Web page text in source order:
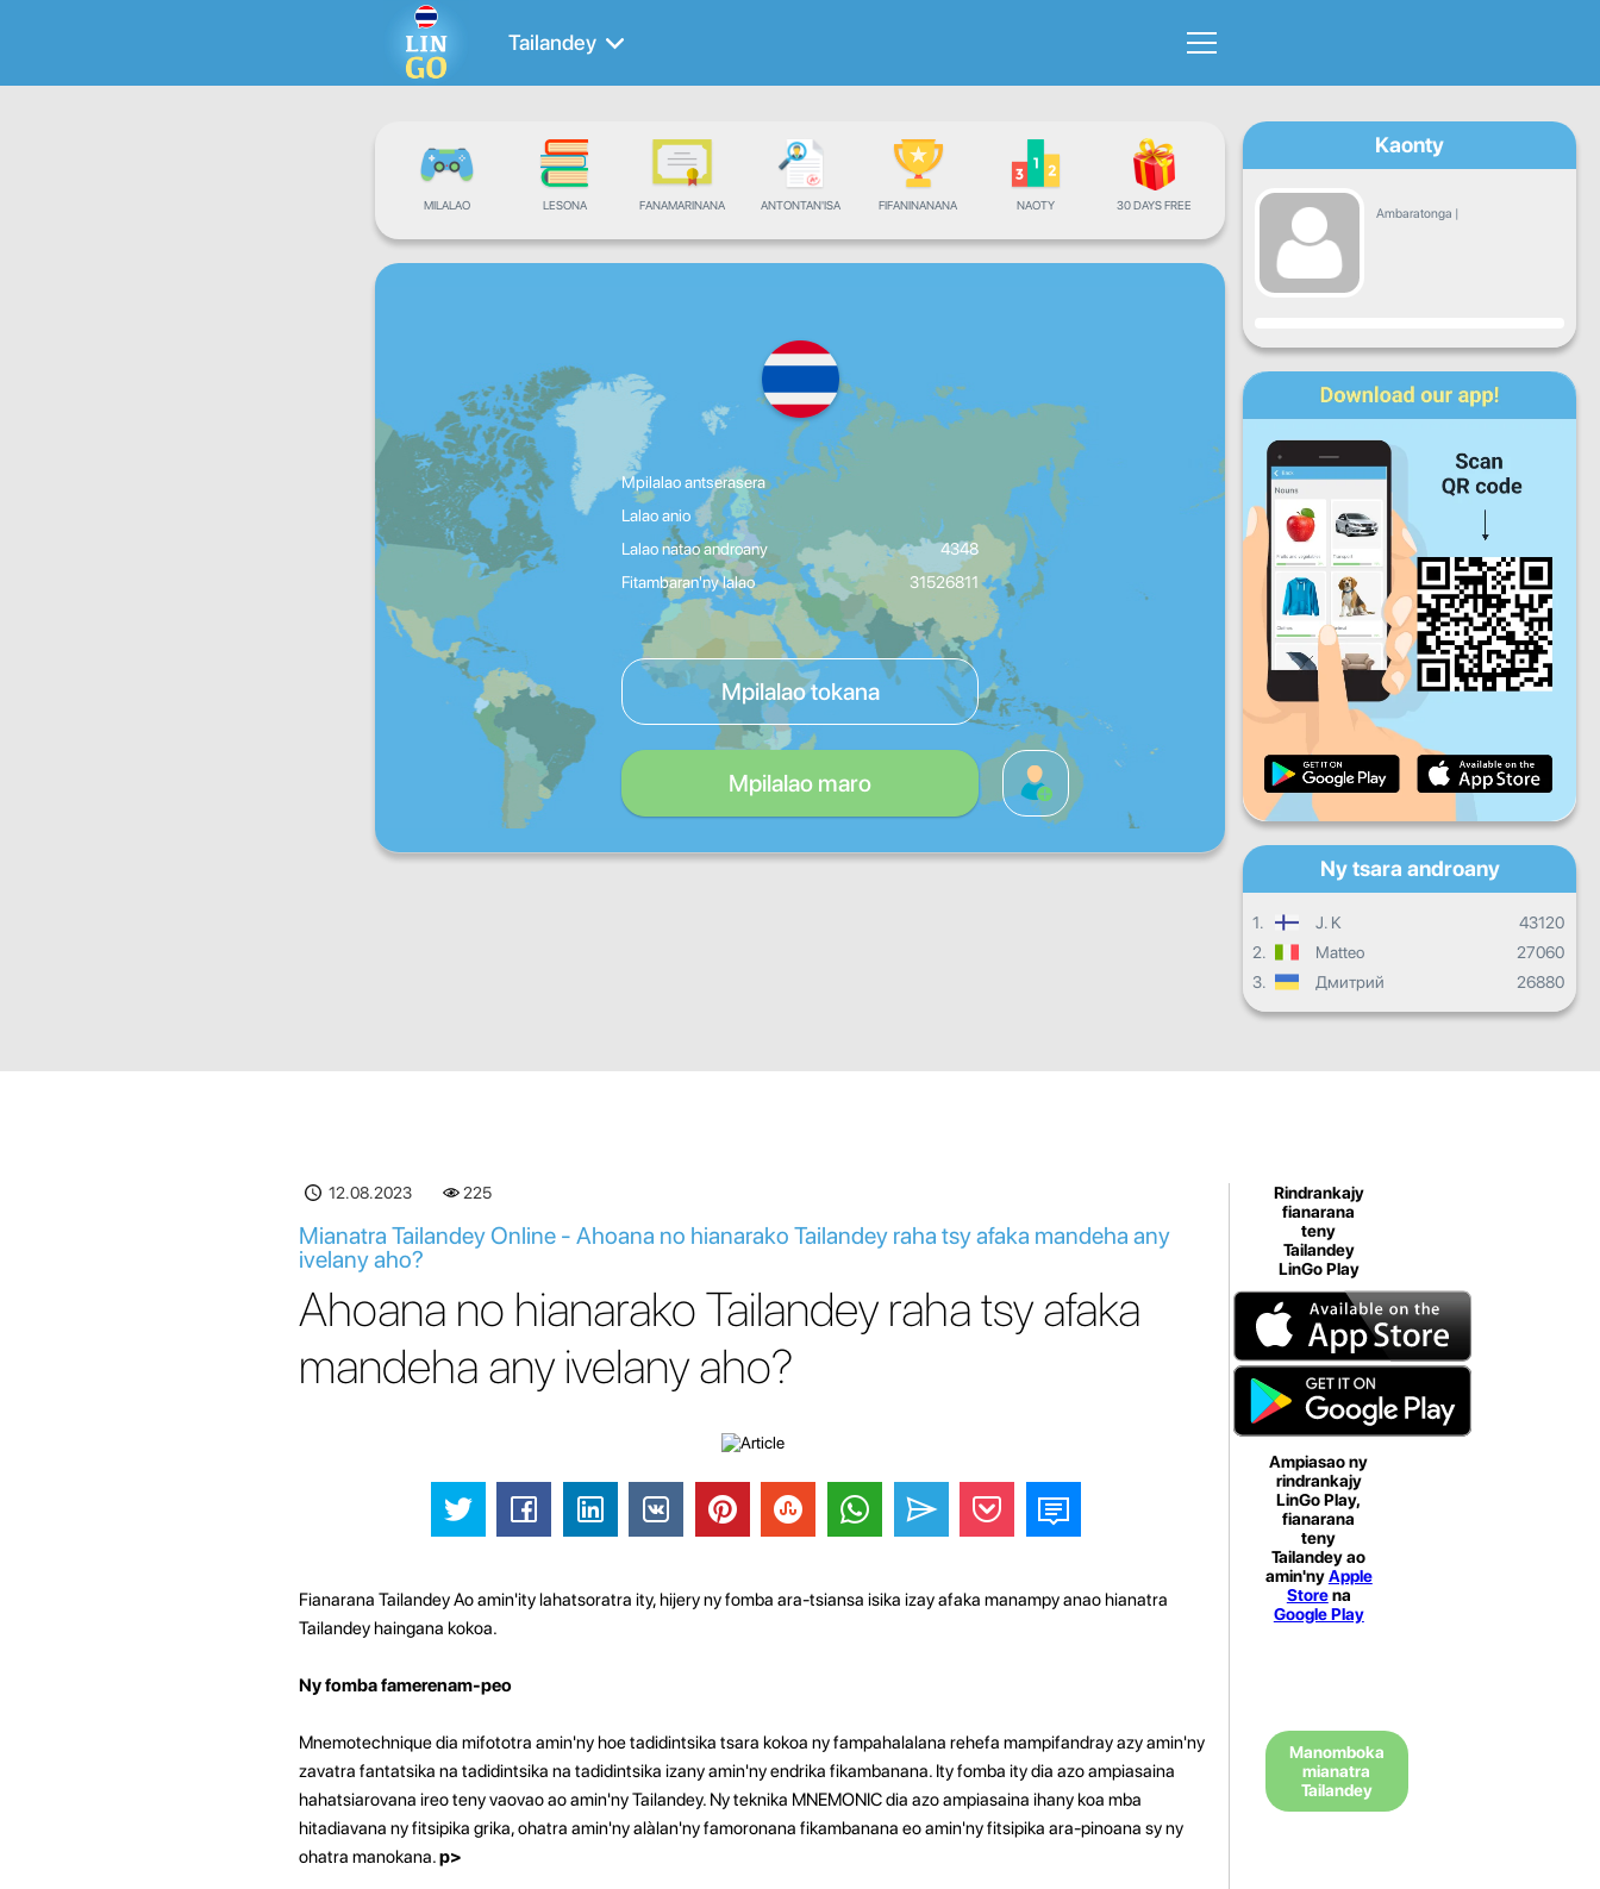
Tailandey
MILALAO LESONA FANAMARINANA ANTONTAN'ISA FIFANINANANA NAOTY 30 DAYS FREE
Mpilalao antserasera
Lalao anio
Lalao natao androany
4348
Fitambaran'ny lalao
31526811
Mpilalao tokana
Mpilalao maro
Kaonty
Ambaratonga |
Fandrosoana
Alatsinainy Alarobia Alakamisy
Sabotsy Alahady
Fandrosoana isan'andro
Fandrosoana isambolana
Fandrosoana ankapobeny
Ny tsara androany
1. J. K
43120
2.
Matteo
27060
3.
Дмитрий 26880
12.08.2023 225
Mianatra Tailandey Online - Ahoana no hianarako Tailandey raha tsy afaka mandeha any
ivelany aho?
Ahoana no hianarako Tailandey raha tsy afaka
mandeha any ivelany aho?
Fianarana Tailandey Ao amin'ity lahatsoratra ity, hijery ny fomba ara-tsiansa isika izay afaka manampy anao hianatra
Tailandey haingana kokoa.
Ny fomba famerenam-peo
Mnemotechnique dia mifototra amin'ny hoe tadidintsika tsara kokoa ny fampahalalana rehefa mampifandray azy amin'ny
zavatra fantatsika na tadidintsika na tadidintsika izany amin'ny endrika fikambanana. Ity fomba ity dia azo ampiasaina
hahatsiarovana ireo teny vaovao ao amin'ny Tailandey. Ny teknika MNEMONIC dia azo ampiasaina ihany koa mba
hitadiavana ny fitsipika grika, ohatra amin'ny alàlan'ny famoronana fikambanana eo amin'ny fitsipika ara-pinoana sy ny
ohatra manokana.p>
Rindrankajy
fianarana
teny
Tailandey
LinGo Play
Ampiasao ny
rindrankajy
LinGo Play,
fianarana
teny
Tailandey ao
amin'nyApple
Storena
Google Play
Manomboka
mianatra
Tailandey